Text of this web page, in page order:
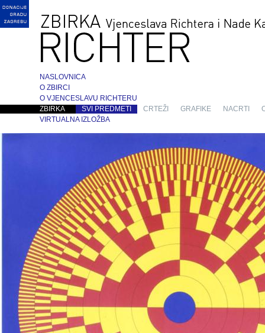
NASLOVNICA
O ZBIRCI
O VJENCESLAVU RICHTERU
ZBIRKA
SVI PREDMETI CRTEŽI GRAFIKE NACRTI
VIRTUALNA IZLOŽBA